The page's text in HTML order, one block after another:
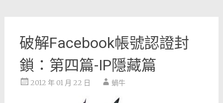
破解Facebook帳號認證封
鎖：第四篇-IP隱藏篇
2012 年 01 月 22 日 蝸牛